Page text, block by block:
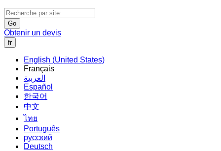
Go
Obtenir un devis
fr
English (United States)
Français
العربية
Español
한국어
中文
ไทย
Português
русский
Deutsch